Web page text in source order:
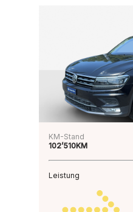
KM-Stand
102’510KM
Leistung